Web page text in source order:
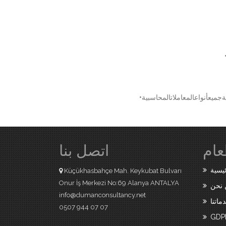
اتصل بنا
Küçükhasbahçe Mah. Keykubat Bulvarı
Onur İş Merkezi No:69 Alanya ANTALYA
info@dumanconsultancy.net
0507 944 07 07
نحن